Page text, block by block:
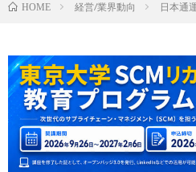
HOME 経営/業界動向 日本通